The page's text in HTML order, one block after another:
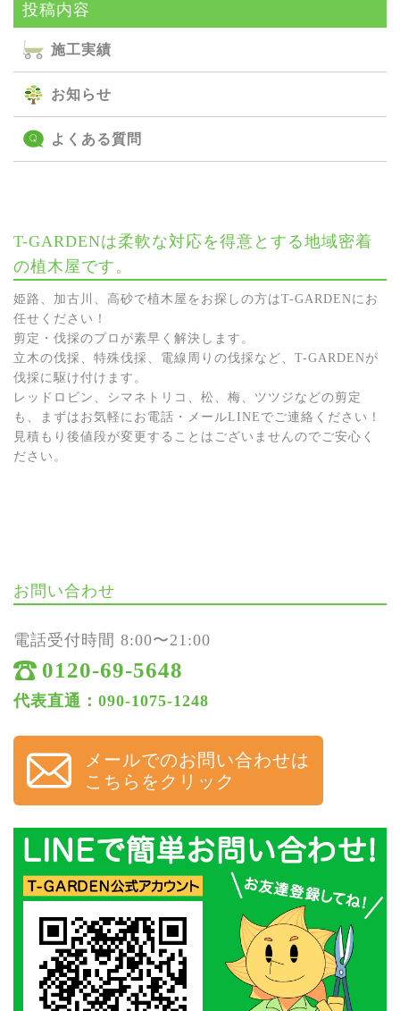
投稿内容
施⼯実績
お知らせ
よくある質問
T-GARDENは柔軟な対応を得意とする地域密着
の植木屋です。
姫路、加古川、高砂で植木屋をお探しの方はT-GARDENにお
任せください！
剪定・伐採のプロが素早く解決します。
立木の伐採、特殊伐採、電線周りの伐採など、T-GARDENが
伐採に駆け付けます。
レッドロビン、シマネトリコ、松、梅、ツツジなどの剪定
も、まずはお気軽にお電話・メールLINEでご連絡ください！
見積もり後値段が変更することはございませんのでご安心く
ださい。
お問い合わせ
電話受付時間 8:00〜21:00
0120-69-5648
代表直通：090-1075-1248
メールでのお問い合わせは
こちらをクリック